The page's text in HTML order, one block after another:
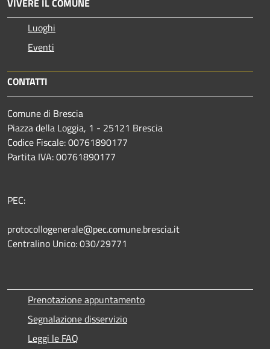
VIVERE IL COMUNE
Luoghi
Eventi
CONTATTI
Comune di Brescia
Piazza della Loggia, 1 - 25121 Brescia
Codice Fiscale: 00761890177
Partita IVA: 00761890177
PEC:
protocollogenerale@pec.comune.brescia.it
Centralino Unico: 030/29771
Prenotazione appuntamento
Segnalazione disservizio
Leggi le FAQ